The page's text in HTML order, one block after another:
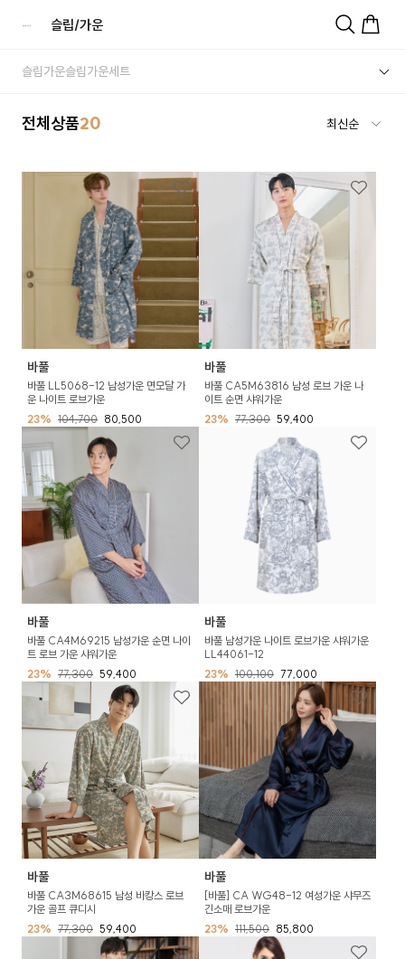
슬립/가운
슬립가운슬립가운세트
전체상품20
바풀
바풀 LL5068-12 남성가운 면모달 가
운 나이트 로브가운
23% 104,700 80,500
바풀
바풀 CA5M63816 남성 로브 가운 나
이트 순면 샤워가운
23% 77,300 59,400
바풀
바풀 CA4M69215 남성가운 순면 나이
트 로브 가운 샤워가운
23% 77,300 59,400
바풀
바풀 남성가운 나이트 로브가운 샤워가운
LL44061-12
23% 100,100 77,000
바풀
바풀 CA3M68615 남성 바캉스 로브
가운 골프 큐디시
23% 77,300 59,400
바풀
[바풀] CA WG48-12 여성가운 샤무즈
긴소매 로브가운
23% 111,500 85,800